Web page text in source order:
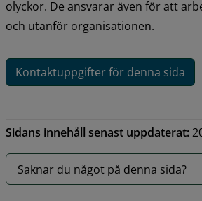
olyckor. De ansvarar även för att
och utanför organisationen.
Kontaktuppgifter för denna sida
Sidans innehåll senast uppdaterat:
Saknar du något på denna sida?